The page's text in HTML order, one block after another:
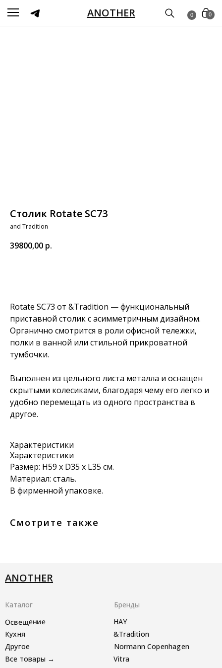
0 0
ANOTHER
Столик Rotate SC73
and Tradition
39800,00 р.
Rotate SC73 от &Tradition — функциональный
приставной столик с асимметричным дизайном.
Органично смотрится в роли офисной тележки,
полки в ванной или стильной прикроватной
тумбочки.
Выполнен из цельного листа металла и оснащен
скрытыми колесиками, благодаря чему его легко и
удобно перемещать из одного пространства в
другое.
Характеристики
Характеристики
Размер: H59 х D35 х L35 см.
Материал: сталь.
В фирменной упаковке.
Смотрите также
Все товары →
Другое
Кухня
Vitra
HAY
&Tradition
Normann Copenhagen
Освещение
ANOTHER
Бренды
Каталог